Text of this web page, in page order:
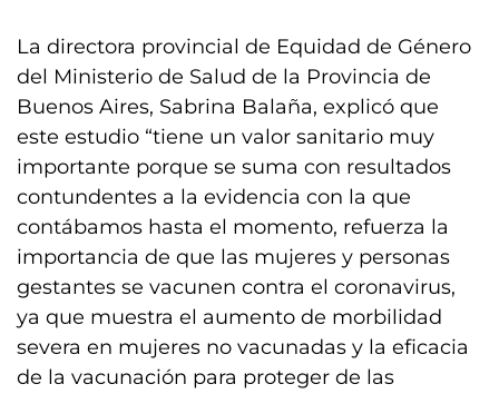
La directora provincial de Equidad de Género
del Ministerio de Salud de la Provincia de
Buenos Aires, Sabrina Balaña, explicó que
este estudio “tiene un valor sanitario muy
importante porque se suma con resultados
contundentes a la evidencia con la que
contábamos hasta el momento, refuerza la
importancia de que las mujeres y personas
gestantes se vacunen contra el coronavirus,
ya que muestra el aumento de morbilidad
severa en mujeres no vacunadas y la eficacia
de la vacunación para proteger de las